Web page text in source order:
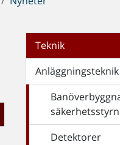
Teknik
Anläggningsteknik
Detektorer